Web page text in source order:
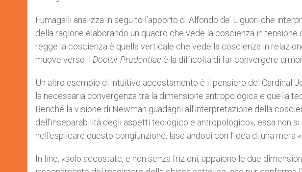
Fumagalli analizza in seguito l’apporto di Alfondo de’ Liguori che
della ragione elaborando un quadro che vede la coscienza in
regge la coscienza è quella verticale che vede la coscienza in
muove verso il Doctor Prudentiae è la difficoltà di far convergere
Un altro esempio di intuitivo accostamento è il pensiero del Cardinal
la necessaria convergenza tra la dimensione antropologica e quella
Benché la visione di Newman guadagni all’interpretazione della
dell’inseparabilità degli aspetti teologico e antropologico», essa non si
nell’esplicare questo congiunzione, lasciandoci con l’idea di una mera
In fine, «solo accostate, e non senza frizioni, appaiono le due